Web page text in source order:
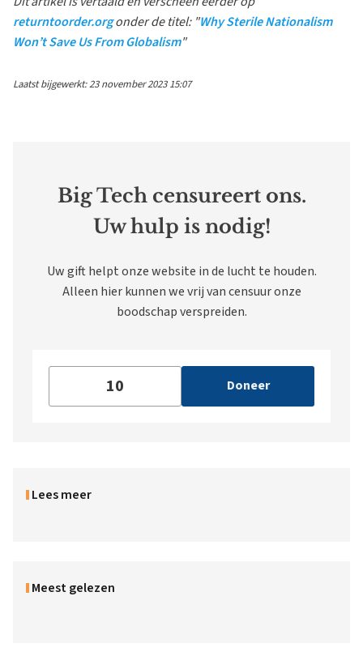
returntoorder.orgonder de titel: "Why Sterile Nationalism
Won’t Save Us From Globalism"
Laatst bijgewerkt: 23 november 2023 15:07
Big Tech censureert ons.
Uw hulp is nodig!
Uw gift helpt onze website in de lucht te houden.
Alleen hier kunnen we vrij van censuur onze
boodschap verspreiden.
Doneer
Lees meer
Meest gelezen